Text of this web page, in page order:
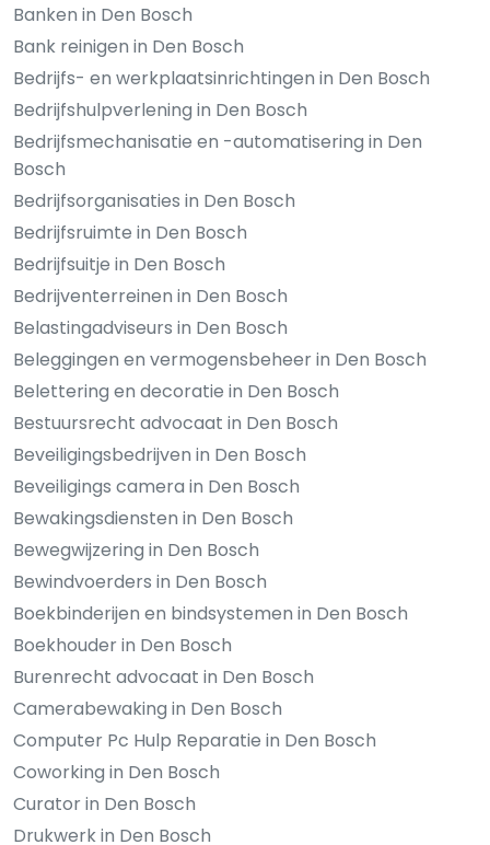
Banken in Den Bosch
Bank reinigen in Den Bosch
Bedrijfs- en werkplaatsinrichtingen in Den Bosch
Bedrijfshulpverlening in Den Bosch
Bedrijfsmechanisatie en -automatisering in Den
Bosch
Bedrijfsorganisaties in Den Bosch
Bedrijfsruimte in Den Bosch
Bedrijfsuitje in Den Bosch
Bedrijventerreinen in Den Bosch
Belastingadviseurs in Den Bosch
Beleggingen en vermogensbeheer in Den Bosch
Belettering en decoratie in Den Bosch
Bestuursrecht advocaat in Den Bosch
Beveiligingsbedrijven in Den Bosch
Beveiligings camera in Den Bosch
Bewakingsdiensten in Den Bosch
Bewegwijzering in Den Bosch
Bewindvoerders in Den Bosch
Boekbinderijen en bindsystemen in Den Bosch
Boekhouder in Den Bosch
Burenrecht advocaat in Den Bosch
Camerabewaking in Den Bosch
Computer Pc Hulp Reparatie in Den Bosch
Coworking in Den Bosch
Curator in Den Bosch
Drukwerk in Den Bosch